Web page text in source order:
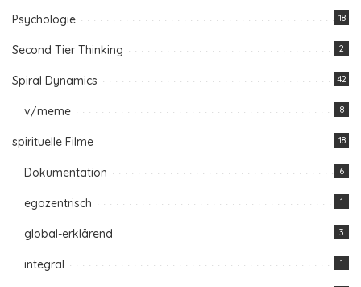
Psychologie 18
Second Tier Thinking 2
Spiral Dynamics 42
v/meme 8
spirituelle Filme 18
Dokumentation 6
egozentrisch 1
global-erklärend 3
integral 1